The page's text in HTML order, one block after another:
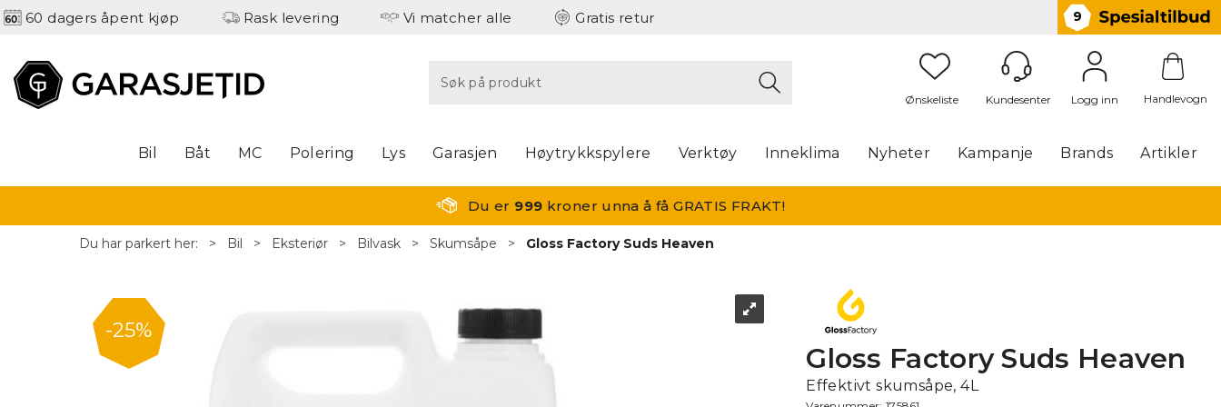
9
60 dagers åpent kjøp Rask levering Vi matcher alle Gratis retur
Logg inn Handlevogn
Bil Båt MC Polering Lys Garasjen Høytrykkspylere Verktøy Inneklima Nyheter Kampanje Brands Artikler
Du er 999 kroner unna å få GRATIS FRAKT!
Du har parkert her: > Bil > Eksteriør > Bilvask > Skumsåpe > Gloss Factory Suds Heaven
25%
Gloss Factory Suds Heaven
Effektivt skumsåpe, 4L